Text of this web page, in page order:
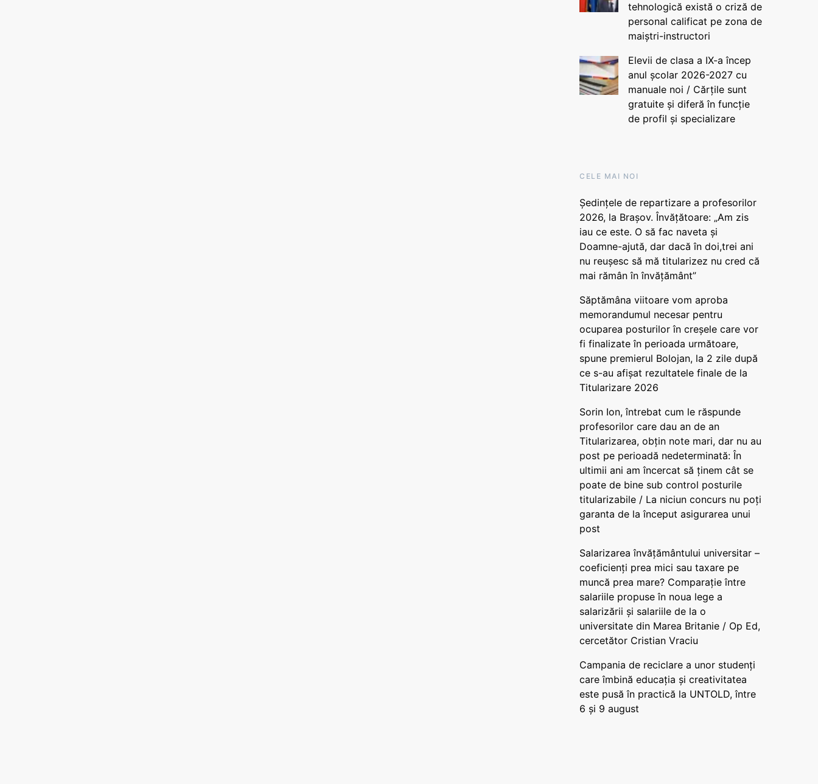
tehnologică există o criză de
personal calificat pe zona de
maiștri-instructori
Elevii de clasa a IX-a încep
anul școlar 2026-2027 cu
manuale noi / Cărțile sunt
gratuite și diferă în funcție
de profil și specializare
CELE MAI NOI
Ședințele de repartizare a profesorilor
2026, la Brașov. Învățătoare: „Am zis
iau ce este. O să fac naveta și
Doamne-ajută, dar dacă în doi,trei ani
nu reușesc să mă titularizez nu cred că
mai rămân în învățământ”
Săptămâna viitoare vom aproba
memorandumul necesar pentru
ocuparea posturilor în creșele care vor
fi finalizate în perioada următoare,
spune premierul Bolojan, la 2 zile după
ce s-au afișat rezultatele finale de la
Titularizare 2026
Sorin Ion, întrebat cum le răspunde
profesorilor care dau an de an
Titularizarea, obțin note mari, dar nu au
post pe perioadă nedeterminată: În
ultimii ani am încercat să ținem cât se
poate de bine sub control posturile
titularizabile / La niciun concurs nu poți
garanta de la început asigurarea unui
post
Salarizarea învățământului universitar –
coeficienți prea mici sau taxare pe
muncă prea mare? Comparație între
salariile propuse în noua lege a
salarizării și salariile de la o
universitate din Marea Britanie / Op Ed,
cercetător Cristian Vraciu
Campania de reciclare a unor studenți
care îmbină educația și creativitatea
este pusă în practică la UNTOLD, între
6 și 9 august